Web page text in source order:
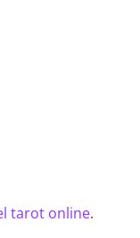
tarot online.